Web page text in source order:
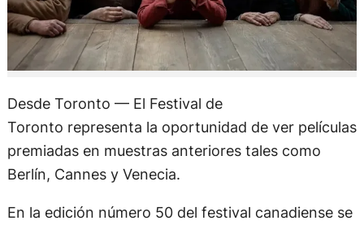
Desde Toronto — El Festival de
Toronto representa la oportunidad de ver películas
premiadas en muestras anteriores tales como
Berlín, Cannes y Venecia.
En la edición número 50 del festival canadiense se